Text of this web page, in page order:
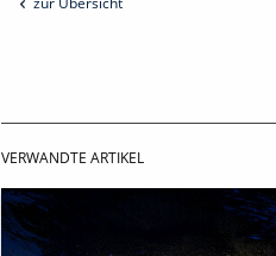
VERWANDTE ARTIKEL